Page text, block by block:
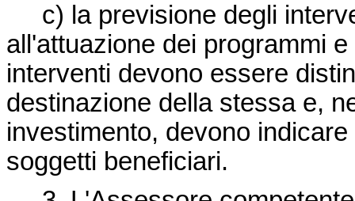
c) la previsione degli
all'attuazione dei programmi
interventi devono essere
destinazione della stessa e,
investimento, devono
soggetti beneficiari.